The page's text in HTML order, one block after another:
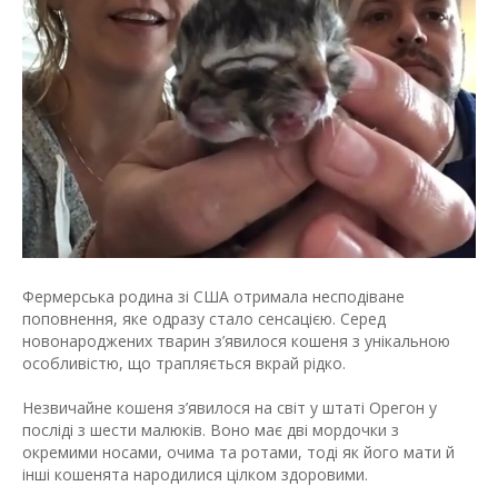
Фермерська родина зі США отримала несподіване
поповнення, яке одразу стало сенсацією. Серед
новонароджених тварин з’явилося кошеня з унікальною
особливістю, що трапляється вкрай рідко.
Незвичайне кошеня з’явилося на світ у штаті Орегон у
посліді з шести малюків. Воно має дві мордочки з
окремими носами, очима та ротами, тоді як його мати й
інші кошенята народилися цілком здоровими.